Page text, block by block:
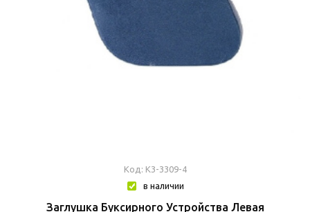
Код: К3-3309-4
в наличии
Заглушка Буксирного Устройства Левая